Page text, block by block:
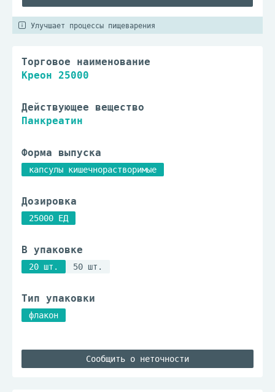
Улучшает процессы пищеварения
Торговое наименование
Креон 25000
Действующее вещество
Панкреатин
Форма выпуска
капсулы кишечнорастворимые
Дозировка
25000 ЕД
В упаковке
20 шт. 50 шт.
Тип упаковки
флакон
Сообщить о неточности